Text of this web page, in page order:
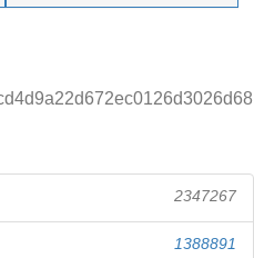
2347267
1388891